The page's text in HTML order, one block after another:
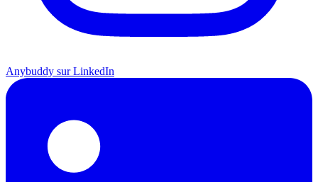
Anybuddy sur LinkedIn